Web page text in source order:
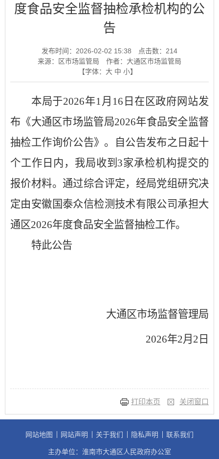
度食品安全监督抽检承检机构的公
告
发布时间：2026-02-02 15:38 点击数： 214
来源：区市场监管局
作者：大通区市场监管局
【字体： 大 中 小】
本局于2026年1月 16 日在区政府网站发
布《大通区市场监管局2026年食品安全监督
抽检工作询价公告》。自公告发布之日起十
个工作日内，我局收到 3家承检机构提交的
报价材料。通过综合评定，经局党组研究决
定由安徽国泰众信检测技术有限公司承担大
通区2026年度食品安全监督抽检工作。
特此公告
大通区市场监督管理局
2026年2月 2 日
打印本页 关闭窗口
网站地图 网站声明 关于我们 隐私声明 联系我们
主办单位：淮南市大通区人民政府办公室